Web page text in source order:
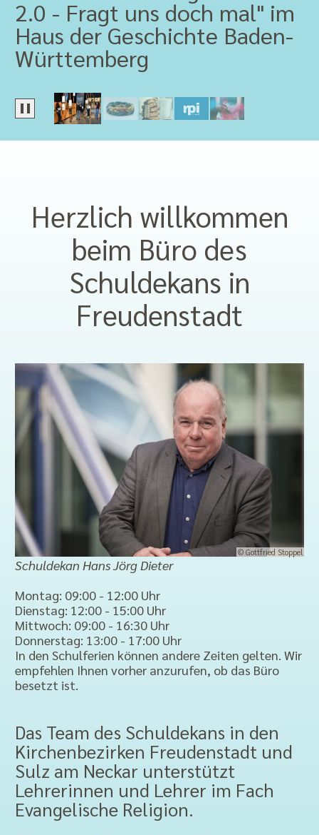
2.0 - Fragt uns doch mal" im
Haus der Geschichte Baden-
Württemberg
am 20. Oktober 2026
essen als bestätigen
religionspädagogischem
Material?
Hier geht zu rpi virtuell ...
wird fortlaufend aktualisiert.
Herzlich willkommen
beim Büro des
Schuldekans in
Freudenstadt
© Gottfried Stoppel
Schuldekan Hans Jörg Dieter
Montag: 09:00 - 12:00 Uhr
Dienstag: 12:00 - 15:00 Uhr
Mittwoch: 09:00 - 16:30 Uhr
Donnerstag: 13:00 - 17:00 Uhr
In den Schulferien können andere Zeiten gelten. Wir
empfehlen Ihnen vorher anzurufen, ob das Büro
besetzt ist.
Das Team des Schuldekans in den
Kirchenbezirken Freudenstadt und
Sulz am Neckar unterstützt
Lehrerinnen und Lehrer im Fach
Evangelische Religion.